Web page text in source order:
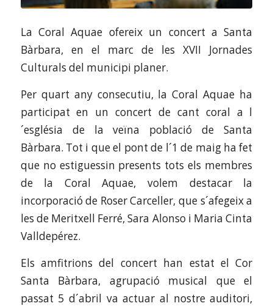
La Coral Aquae ofereix un concert a Santa
Bàrbara, en el marc de les XVII Jornades
Culturals del municipi planer.
Per quart any consecutiu, la Coral Aquae ha
participat en un concert de cant coral a l
´església de la veïna població de Santa
Bàrbara. Tot i que el pont de l´1 de maig ha fet
que no estiguessin presents tots els membres
de la Coral Aquae, volem destacar la
incorporació de Roser Carceller, que s´afegeix a
les de Meritxell Ferré, Sara Alonso i Maria Cinta
Valldepérez.
Els amfitrions del concert han estat el Cor
Santa Bàrbara, agrupació musical que el
passat 5 d´abril va actuar al nostre auditori,